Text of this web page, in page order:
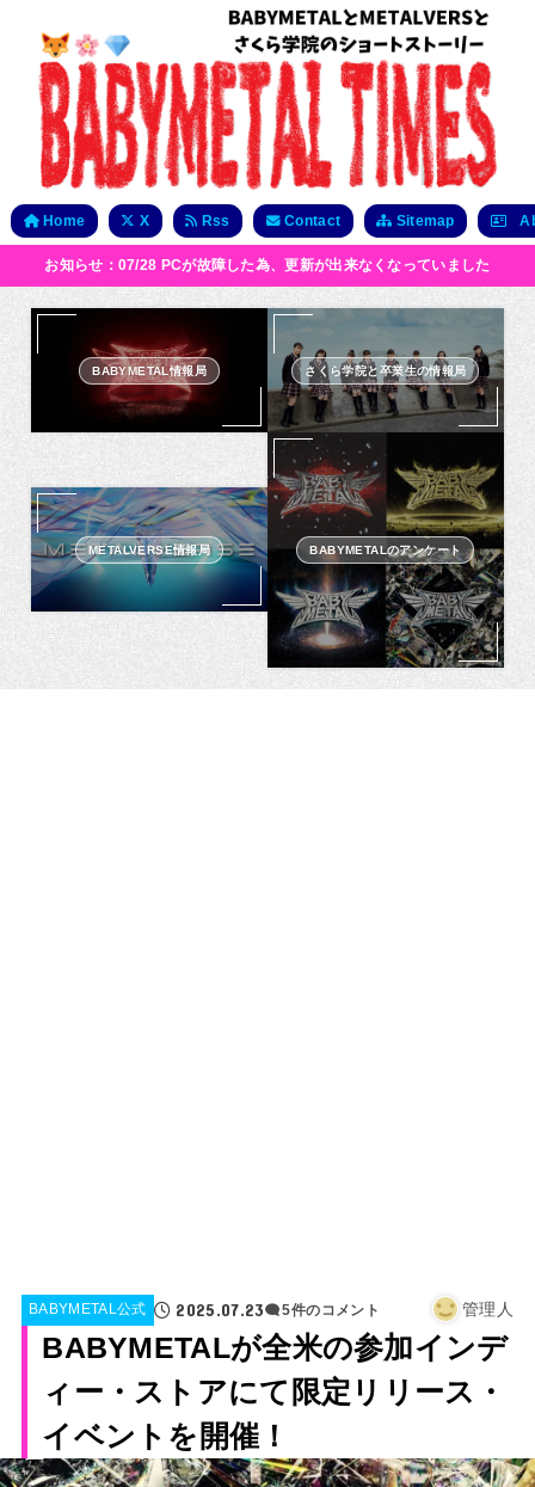
Home X Rss Contact Sitemap
お知らせ：07/28 PCが故障した為、更新が出来なくなっていました
BABYMETAL情報局 さくら学院と卒業生の情報局
METALVERSE情報局 BABYMETALのアンケート
BABYMETAL公式 2025.07.23 5件のコメント 管理人
BABYMETALが全米の参加インデ
ィー・ストアにて限定リリース・
イベントを開催！